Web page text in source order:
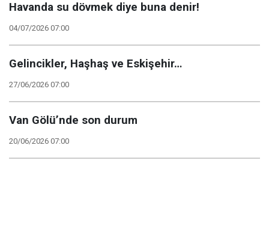
Havanda su dövmek diye buna denir!
04/07/2026 07:00
Gelincikler, Haşhaş ve Eskişehir…
27/06/2026 07:00
Van Gölü’nde son durum
20/06/2026 07:00